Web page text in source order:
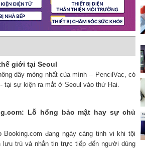
giới tại Seoul
dây mỏng nhất của mình -- PencilVac, có
sự kiện ra mắt ở Seoul vào thứ Hai.
Lỗ hổng bảo mật hay sự chủ
đang ngày càng tinh vi khi tội
lưu trú và nhắn tin trực tiếp đến người dùng